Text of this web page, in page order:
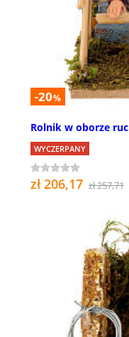
-20%
Rolnik w oborze
WYCZERPANY
zł 206,17 zł 257,71